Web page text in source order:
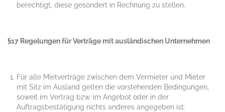
berechtigt, diese gesondert in Rechnung zu stellen.
§17 Regelungen für Verträge mit ausländischen Unternehmen
Für alle Mietverträge zwischen dem Vermieter und Mieter
mit Sitz im Ausland gelten die vorstehenden Bedingungen,
soweit im Vertrag bzw. im Angebot oder in der
Auftragsbestätigung nichts anderes angegeben ist.